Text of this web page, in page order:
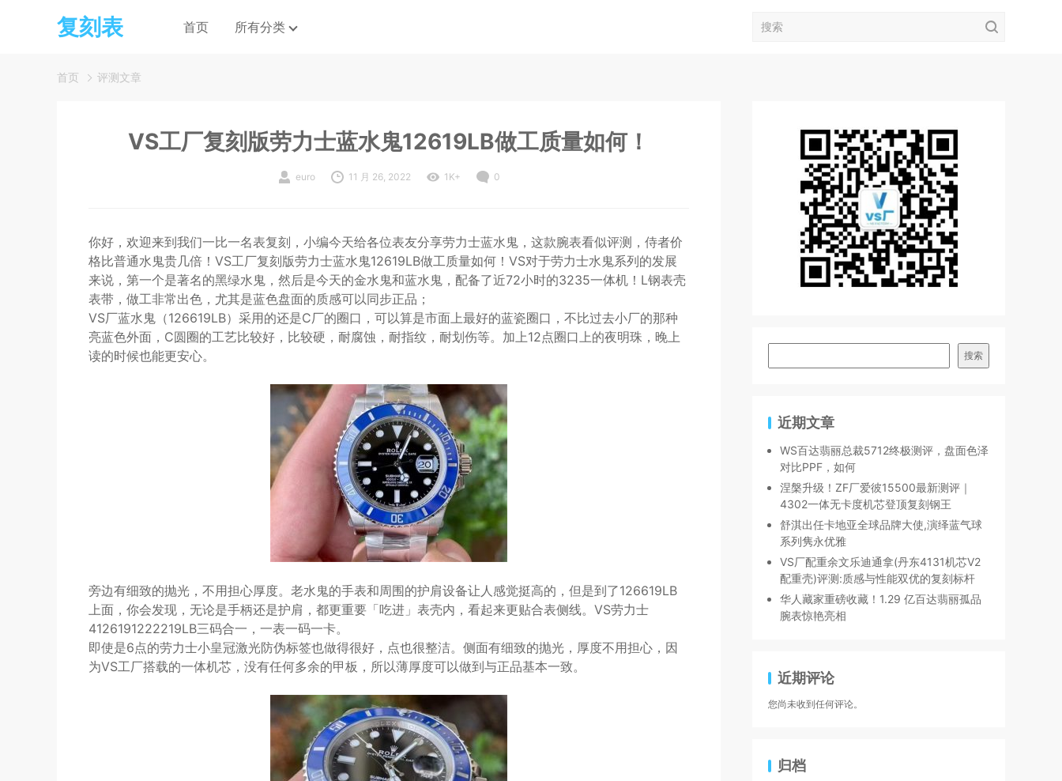
复刻表 首页 所有分类
首页 评测文章
VS工厂复刻版劳力士蓝水鬼12619LB做工质量如何！
euro 11 月 26, 2022 1K+ 0
你好，欢迎来到我们一比一名表复刻，小编今天给各位表友分享劳力士蓝水鬼，这款腕表看似评测，侍者价
格比普通水鬼贵几倍！VS工厂复刻版劳力士蓝水鬼12619LB做工质量如何！VS对于劳力士水鬼系列的发展
来说，第一个是著名的黑绿水鬼，然后是今天的金水鬼和蓝水鬼，配备了近72小时的3235一体机！L钢表壳
表带，做工非常出色，尤其是蓝色盘面的质感可以同步正品；
VS厂蓝水鬼（126619LB）采用的还是C厂的圈口，可以算是市面上最好的蓝瓷圈口，不比过去小厂的那种
亮蓝色外面，C圆圈的工艺比较好，比较硬，耐腐蚀，耐指纹，耐划伤等。加上12点圈口上的夜明珠，晚上
读的时候也能更安心。
旁边有细致的抛光，不用担心厚度。老水鬼的手表和周围的护肩设备让人感觉挺高的，但是到了126619LB
上面，你会发现，无论是手柄还是护肩，都更重要「吃进」表壳内，看起来更贴合表侧线。VS劳力士
4126191222219LB三码合一，一表一码一卡。
即使是6点的劳力士小皇冠激光防伪标签也做得很好，点也很整洁。侧面有细致的抛光，厚度不用担心，因
为VS工厂搭载的一体机芯，没有任何多余的甲板，所以薄厚度可以做到与正品基本一致。
搜索
近期文章
WS百达翡丽总裁5712终极测评，盘面色泽
对比PPF，如何
涅槃升级！ZF厂爱彼15500最新测评｜
4302一体无卡度机芯登顶复刻钢王
舒淇出任卡地亚全球品牌大使,演绎蓝气球
系列隽永优雅
VS厂配重余文乐迪通拿(丹东4131机芯V2
配重壳)评测:质感与性能双优的复刻标杆
华人藏家重磅收藏！1.29 亿百达翡丽孤品
腕表惊艳亮相
近期评论
您尚未收到任何评论。
归档